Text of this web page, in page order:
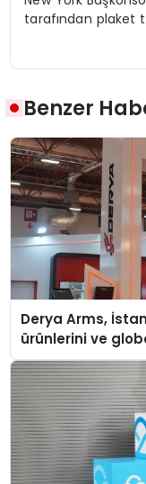
tarafından plaket
Benzer
Derya Arms,
ürünlerini ve